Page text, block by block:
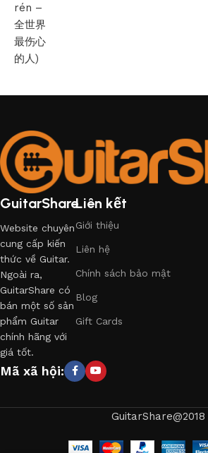
rén –
全世界
最伤心
的人)
GuitarShare
Website chuyên
cung cấp kiến
thức về Guitar.
Ngoài ra,
GuitarShare có
bán một số sản
phẩm Guitar
chính hãng với
giá tốt.
Liên kết
Giới thiệu
Liên hệ
Chính sách bảo mật
Blog
Gift Cards
Mã xã hội:
GuitarShare@2018